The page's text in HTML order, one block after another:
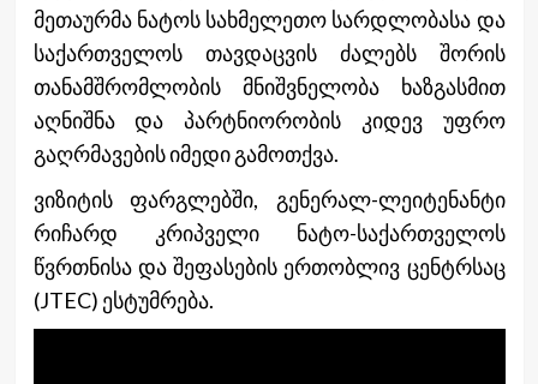
მეთაურმა ნატოს სახმელეთო სარდლობასა და
საქართველოს თავდაცვის ძალებს შორის
თანამშრომლობის მნიშვნელობა ხაზგასმით
აღნიშნა და პარტნიორობის კიდევ უფრო
გაღრმავების იმედი გამოთქვა.
ვიზიტის ფარგლებში, გენერალ-ლეიტენანტი
რიჩარდ კრიპველი ნატო-საქართველოს
წვრთნისა და შეფასების ერთობლივ ცენტრსაც
(JTEC) ესტუმრება.